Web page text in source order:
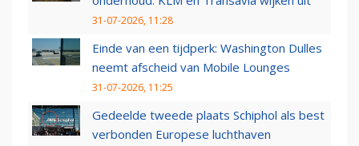
31-07-2026, 11:28
Einde van een tijdperk: Washington Dulles
neemt afscheid van Mobile Lounges
31-07-2026, 11:25
Gedeelde tweede plaats Schiphol als best
verbonden Europese luchthaven